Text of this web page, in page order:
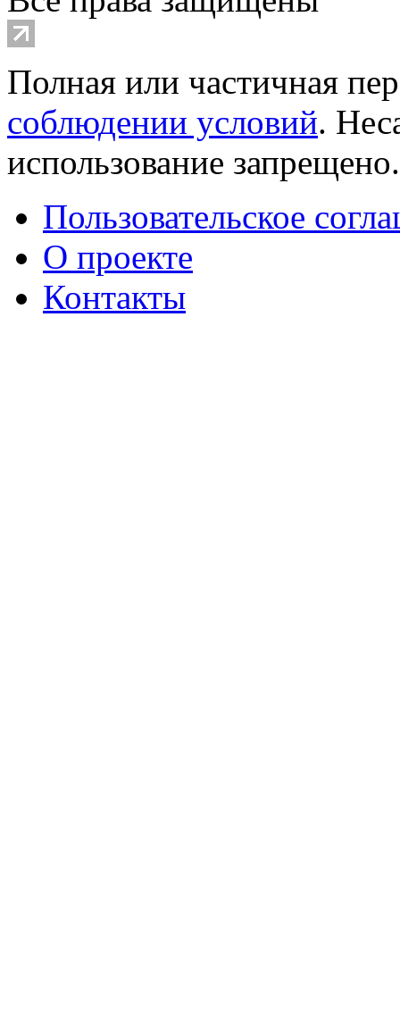
Полная или частичная
соблюдении условий.
использование
Пользовательское
О проекте
Контакты